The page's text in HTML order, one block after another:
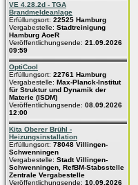
VE 4.28.2d - TGA
Brandmeldeanlage
Erfüllungsort: 22525 Hamburg
Vergabestelle: Stadtreinigung
Hamburg AoeR
Veröffentlichungsende: 21.09.2026
09:59
OptiCool
Erfüllungsort: 22761 Hamburg
Vergabestelle: Max-Planck-Institut
für Struktur und Dynamik der
Materie (ISDM)
Veröffentlichungsende: 08.09.2026
12:00
Kita Oberer Brühl -
Heizungsinstallation
Erfüllungsort: 78048 Villingen-
Schwenningen
Vergabestelle: Stadt Villingen-
Schwenningen, RefBM-Stabsstelle
Zentrale Vergabestelle
Veröffentlichungsende: 10.09.2026